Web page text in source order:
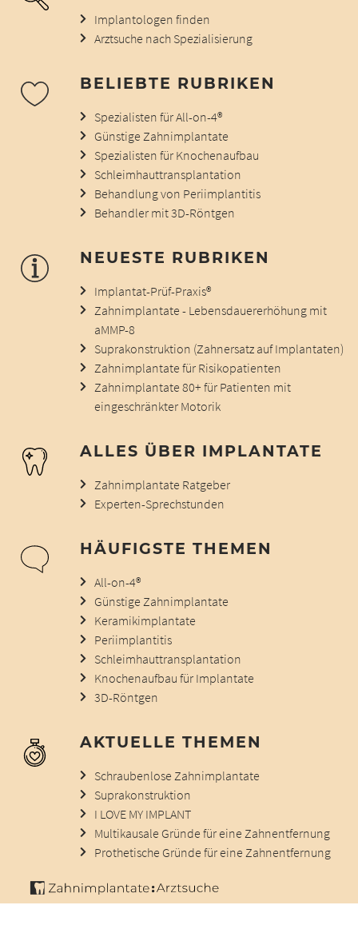
Implantologen finden
Arztsuche nach Spezialisierung
BELIEBTE RUBRIKEN
Spezialisten für All-on-4®
Günstige Zahnimplantate
Spezialisten für Knochenaufbau
Schleimhauttransplantation
Behandlung von Periimplantitis
Behandler mit 3D-Röntgen
NEUESTE RUBRIKEN
Implantat-Prüf-Praxis®
Zahnimplantate - Lebensdauererhöhung mit
aMMP-8
Suprakonstruktion (Zahnersatz auf Implantaten)
Zahnimplantate für Risikopatienten
Zahnimplantate 80+ für Patienten mit
eingeschränkter Motorik
ALLES ÜBER IMPLANTATE
Zahnimplantate Ratgeber
Experten-Sprechstunden
HÄUFIGSTE THEMEN
All-on-4®
Günstige Zahnimplantate
Keramikimplantate
Periimplantitis
Schleimhauttransplantation
Knochenaufbau für Implantate
3D-Röntgen
AKTUELLE THEMEN
Schraubenlose Zahnimplantate
Suprakonstruktion
I LOVE MY IMPLANT
Multikausale Gründe für eine Zahnentfernung
Prothetische Gründe für eine Zahnentfernung